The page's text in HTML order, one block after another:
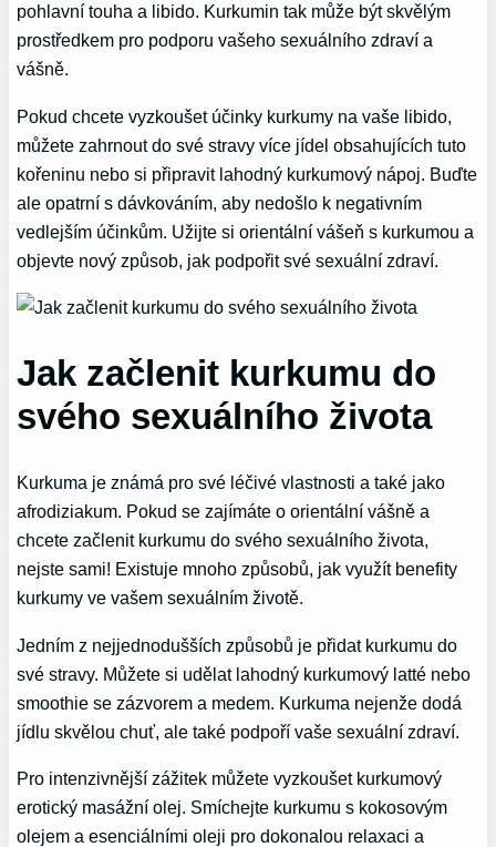
pohlavní touha a libido. Kurkumin tak může být skvělým
prostředkem pro podporu vašeho sexuálního zdraví a
vášně.
Pokud chcete vyzkoušet účinky kurkumy na vaše libido,
můžete zahrnout do své stravy více jídel obsahujících tuto
kořeninu nebo si připravit lahodný kurkumový nápoj. Buďte
ale opatrní s dávkováním, aby nedošlo k negativním
vedlejším účinkům. Užijte si orientální vášeň s kurkumou a
objevte nový způsob, jak podpořit své sexuální zdraví.
Jak začlenit kurkumu do
svého sexuálního života
Kurkuma je známá pro své léčivé vlastnosti a také jako
afrodiziakum. Pokud se zajímáte o orientální vášně a
chcete začlenit kurkumu do svého sexuálního života,
nejste sami! Existuje mnoho způsobů, jak využít benefity
kurkumy ve vašem sexuálním životě.
Jedním z nejjednodušších způsobů je přidat kurkumu do
své stravy. Můžete si udělat lahodný kurkumový latté nebo
smoothie se zázvorem a medem. Kurkuma nejenže dodá
jídlu skvělou chuť, ale také podpoří vaše sexuální zdraví.
Pro intenzivnější zážitek můžete vyzkoušet kurkumový
erotický masážní olej. Smíchejte kurkumu s kokosovým
olejem a esenciálními oleji pro dokonalou relaxaci a